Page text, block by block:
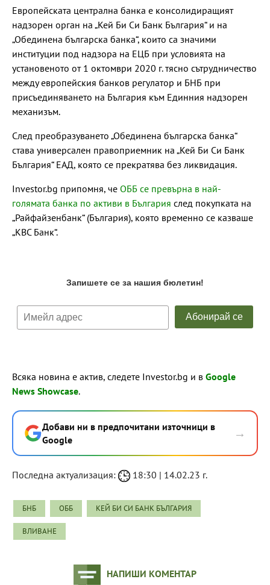
Европейската централна банка е консолидиращият
надзорен орган на „Кей Би Си Банк България“ и на
„Обединена българска банка“, които са значими
институции под надзора на ЕЦБ при условията на
установеното от 1 октомври 2020 г. тясно сътрудничество
между европейския банков регулатор и БНБ при
присъединяването на България към Единния надзорен
механизъм.
След преобразуването „Обединена българска банка“
става универсален правоприемник на „Кей Би Си Банк
България“ ЕАД, която се прекратява без ликвидация.
Investor.bg припомня, че ОББ се превърна в най-
голямата банка по активи в България след покупката на
„Райфайзенбанк“ (България), която временно се казваше
„КВС Банк“.
Всяка новина е актив, следете Investor.bg и в Google
News Showcase.
Добави ни в предпочитани източници в
Google
→
Последна актуализация: 18:30 | 14.02.23 г.
БНБ ОББ КЕЙ БИ СИ БАНК БЪЛГАРИЯ
ВЛИВАНЕ
НАПИШИ КОМЕНТАР